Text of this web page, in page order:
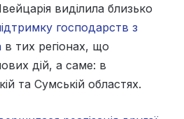
виділила близько
господарств з
в тих регіонах, що
дій, а саме: в
та Сумській областях.